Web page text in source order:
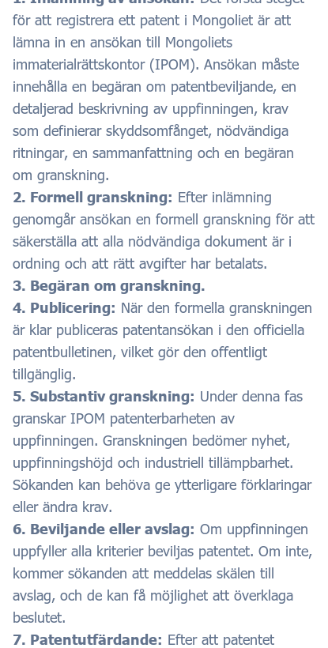
för att registrera ett patent i Mongoliet är att
lämna in en ansökan till Mongoliets
immaterialrättskontor (IPOM). Ansökan måste
innehålla en begäran om patentbeviljande, en
detaljerad beskrivning av uppfinningen, krav
som definierar skyddsomfånget, nödvändiga
ritningar, en sammanfattning och en begäran
om granskning.
2. Formell granskning: Efter inlämning
genomgår ansökan en formell granskning för att
säkerställa att alla nödvändiga dokument är i
ordning och att rätt avgifter har betalats.
3. Begäran om granskning.
4. Publicering: När den formella granskningen
är klar publiceras patentansökan i den officiella
patentbulletinen, vilket gör den offentligt
tillgänglig.
5. Substantiv granskning: Under denna fas
granskar IPOM patenterbarheten av
uppfinningen. Granskningen bedömer nyhet,
uppfinningshöjd och industriell tillämpbarhet.
Sökanden kan behöva ge ytterligare förklaringar
eller ändra krav.
6. Beviljande eller avslag: Om uppfinningen
uppfyller alla kriterier beviljas patentet. Om inte,
kommer sökanden att meddelas skälen till
avslag, och de kan få möjlighet att överklaga
beslutet.
7. Patentutfärdande: Efter att patentet